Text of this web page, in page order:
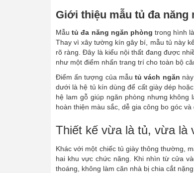
Giới thiệu mẫu tủ đa
Mẫutủ đa năng ngăn phòng trong hình
Thay vì xây tường kín gây bí, mẫu tủ này
rõ ràng. Đây là kiểu nội thất đang được
như một điểm nhấn trang trí cho toàn bộ
Điểm ấn tượng của mẫutủ vách ngăn
dưới là hệ tủ kín dùng để cất giày dép
hệ lam gỗ giúp ngăn phòng nhưng không
hoàn thiện màu sắc, dễ gia công bo góc
Thiết kế vừa là tủ, vừa là
Khác với một chiếc tủ giày thông thường,
hai khu vực chức năng. Khi nhìn từ cửa
thoáng, không làm căn nhà bị chia cắt nặng